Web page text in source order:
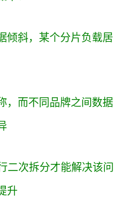
倾斜，某个分片负载居
，而不同品牌之间数据
二次拆分才能解决该问
升